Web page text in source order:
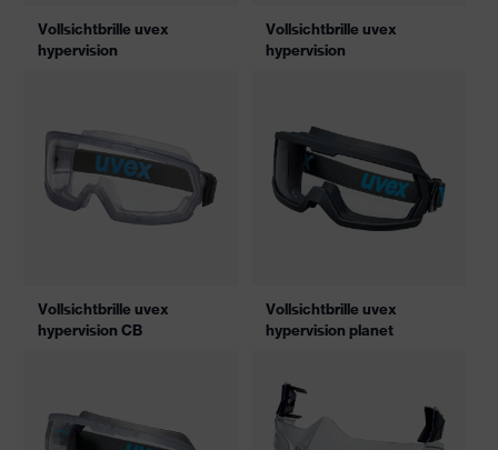
Vollsichtbrille uvex
hypervision
Vollsichtbrille uvex
hypervision
Vollsichtbrille uvex
hypervision CB
Vollsichtbrille uvex
hypervision planet